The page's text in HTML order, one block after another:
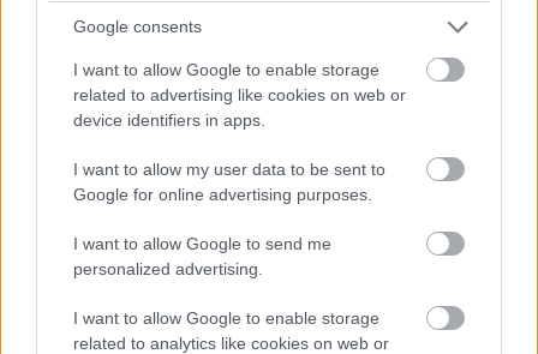
Google consents
I want to allow Google to enable storage
related to advertising like cookies on web or
device identifiers in apps.
I want to allow my user data to be sent to
Google for online advertising purposes.
I want to allow Google to send me
personalized advertising.
I want to allow Google to enable storage
related to analytics like cookies on web or
Shakespeare a szigeten
című tárlat fotográfiáin a
20. század első felének jelentős magyar
színházművészei tűnnek fel:Ferrari Violetta, Gábor
Miklós, Jávor Pál, Lehotay Árpád, Lukács Margit,
Lakatos Gabriella, Makláry János, Makláry
Zoltán, Major Tamás, Mészáros Ági, Olty Magda,
Rajz János, Sinkovits Imre, Somogyi Erzsi, Szabó
Sándor, Szeleczky Zita, Szörényi Éva, Tompa
SándorésUngvári László.
Csiszár Mirella
ésGajdó Tamás,
az OSZMI
munkatársai.